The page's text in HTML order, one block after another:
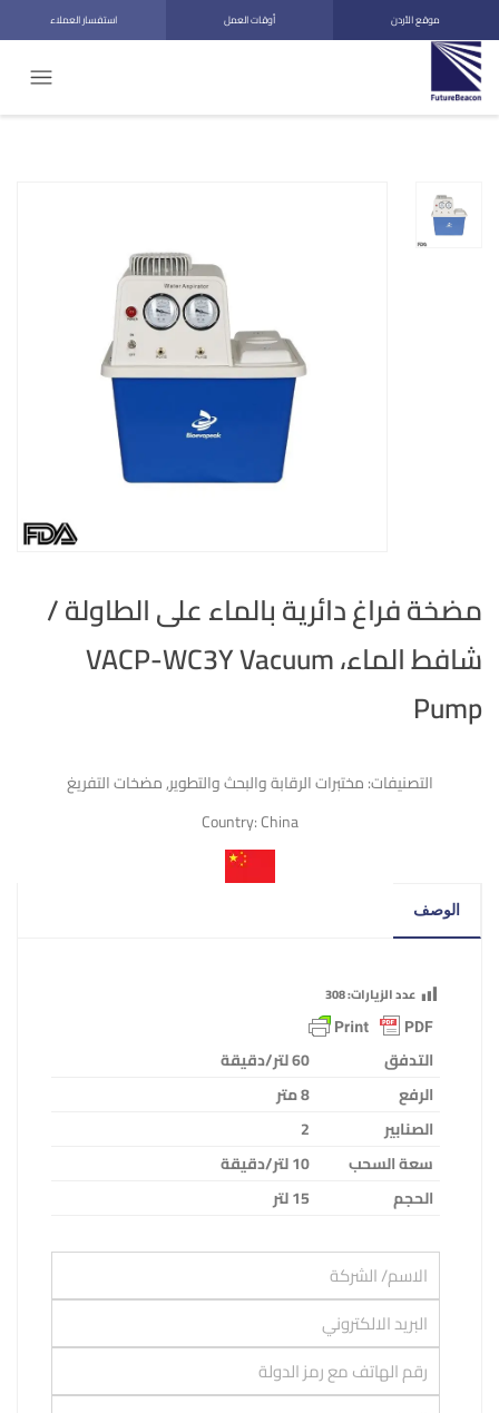
موقع الأردن أوقات العمل استفسار العملاء
مضخة فراغ دائرية بالماء على الطاولة /
شافط الماء، VACP-WC3Y Vacuum
Pump
التصنيفات:مختبرات الرقابة والبحث والتطوير,مضخات التفريغ
Country:China
الوصف
عدد الزيارات:308
التدفق 60لتر/دقيقة
الرفع
8متر
الصنابير
2
سعة السحب
10لتر/دقيقة
الحجم
15 لتر